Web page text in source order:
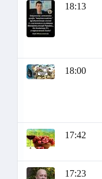
18:13
18:00
17:42
17:23